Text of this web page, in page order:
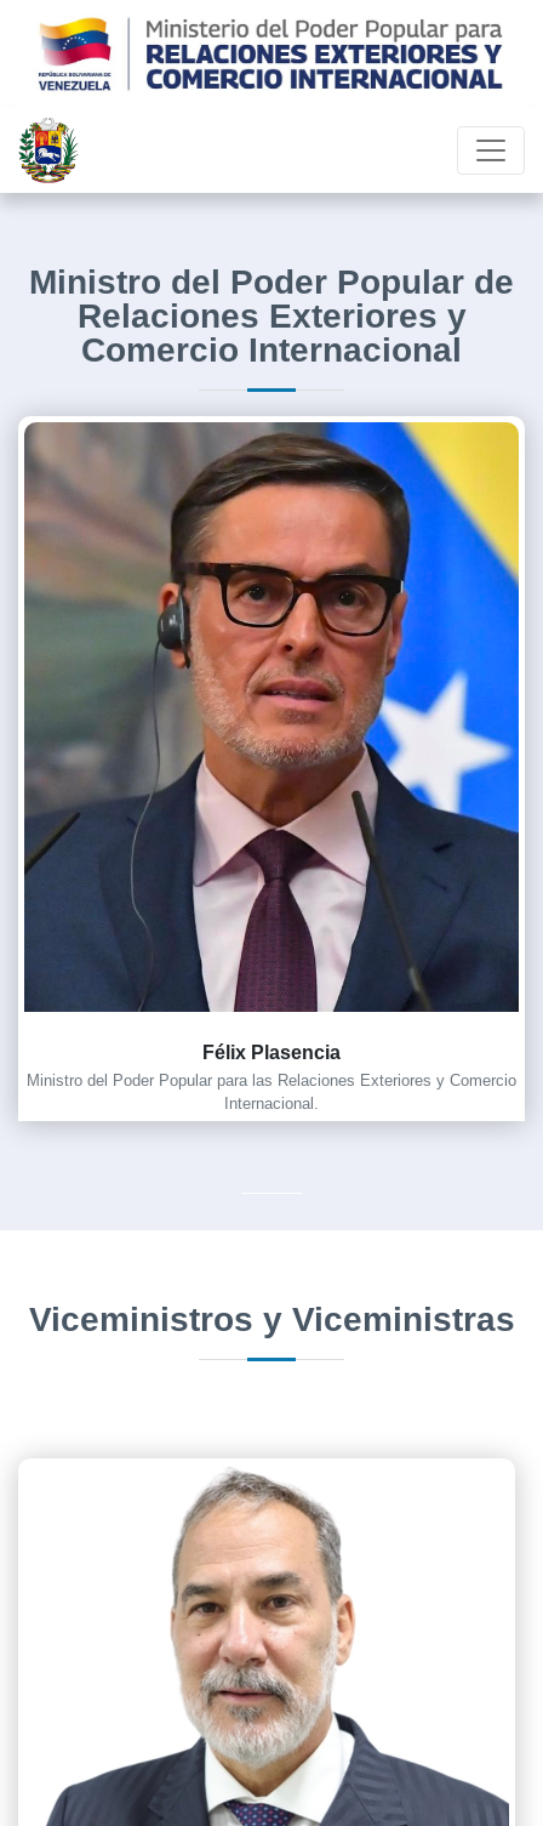
Ministro del Poder Popular de
Relaciones Exteriores y
Comercio Internacional
Félix Plasencia
Ministro del Poder Popular para las Relaciones Exteriores y Comercio
Internacional.
Viceministros y Viceministras